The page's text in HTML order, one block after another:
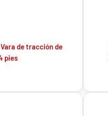
de tracción de
pies